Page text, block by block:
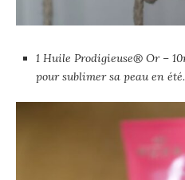
1 Huile Prodigieuse® Or –
pour sublimer sa peau en été.